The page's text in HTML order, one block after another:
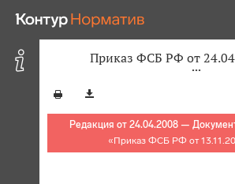
Приказ ФСБ РФ от
Редакция от 24.04.2008 —
«Приказ ФСБ РФ от